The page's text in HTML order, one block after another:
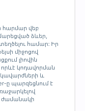
հարմար վեբ
ձևեր,
համար: Իր
միջոցով
լիովին
կոդավորման
և
ը պարզեցնում է
ժամանակի